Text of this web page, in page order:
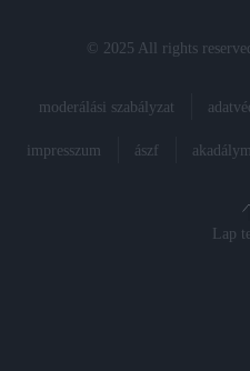
© 2025 All rights
moderálási szabályzat
impresszum ászf
Lap